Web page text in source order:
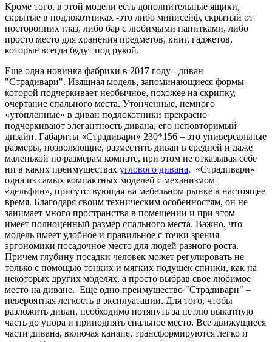
Кроме того, в этой модели есть дополнительные ящики,
скрытые в подлокотниках -это либо минисейф, скрытый от
посторонних глаз, либо бар с любимыми напитками, либо
просто место для хранения предметов, книг, гаджетов,
которые всегда будут под рукой.
Еще одна новинка фабрики в 2017 году - диван
"Страдивари". Изящная модель, запоминающиеся формы
которой подчеркивает необычное, похожее на скрипку,
очертание спального места. Утонченные, немного
«утопленные» в диван подлокотники прекрасно
подчеркивают элегантность дивана, его неповторимый
дизайн. Габариты «Страдивари» 230*156 – это универсальные
размеры, позволяющие, разместить диван в средней и даже
маленькой по размерам комнате, при этом не отказывая себе
ни в каких преимуществах углового дивана. «Страдивари»
одна из самых компактных моделей с механизмом
«дельфин», присутствующая на мебельном рынке в настоящее
время. Благодаря своим техническим особенностям, он не
занимает много пространства в помещении и при этом
имеет полноценный размер спального места. Важно, что
модель имеет удобное и правильное с точки зрения
эргономики посадочное место для людей разного роста.
Причем глубину посадки человек может регулировать не
только с помощью тонких и мягких подушек спинки, как на
некоторых других моделях, а просто выбрав свое любимое
место на диване. Еще одно преимущество "Страдивари" –
невероятная легкость в эксплуатации. Для того, чтобы
разложить диван, необходимо потянуть за петлю выкатную
часть до упора и приподнять спальное место. Все движущиеся
части дивана, включая канапе, трансформируются легко и